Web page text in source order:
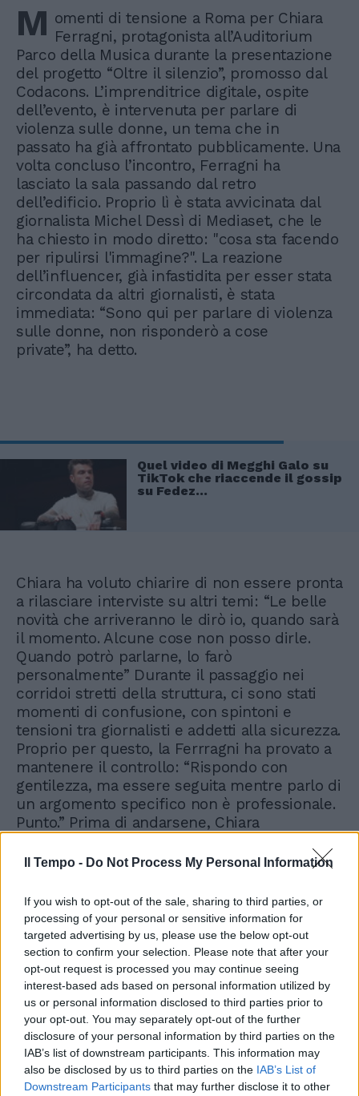
Il Tempo - Do Not Process My Personal Information
If you wish to opt-out of the sale, sharing to third parties, or
processing of your personal or sensitive information for
targeted advertising by us, please use the below opt-out
section to confirm your selection. Please note that after your
opt-out request is processed you may continue seeing
interest-based ads based on personal information utilized by
us or personal information disclosed to third parties prior to
your opt-out. You may separately opt-out of the further
disclosure of your personal information by third parties on the
IAB’s list of downstream participants. This information may
also be disclosed by us to third parties on the IAB’s List of
Downstream Participants that may further disclose it to other
M omenti di tensione a Roma per Chiara
Ferragni, protagonista all’Auditorium
Parco della Musica durante la presentazione
del progetto “Oltre il silenzio”, promosso dal
Codacons. L’imprenditrice digitale, ospite
dell’evento, è intervenuta per parlare di
violenza sulle donne, un tema che in
passato ha già affrontato pubblicamente. Una
volta concluso l’incontro, Ferragni ha
lasciato la sala passando dal retro
dell’edificio. Proprio lì è stata avvicinata dal
giornalista Michel Dessì di Mediaset, che le
ha chiesto in modo diretto: "cosa sta facendo
per ripulirsi l'immagine?". La reazione
dell’influencer, già infastidita per esser stata
circondata da altri giornalisti, è stata
immediata: “Sono qui per parlare di violenza
sulle donne, non risponderò a cose
private”, ha detto.
Quel video di Megghi Galo su
TikTok che riaccende il gossip
su Fedez...
Chiara ha voluto chiarire di non essere pronta
a rilasciare interviste su altri temi: “Le belle
novità che arriveranno le dirò io, quando sarà
il momento. Alcune cose non posso dirle.
Quando potrò parlarne, lo farò
personalmente” Durante il passaggio nei
corridoi stretti della struttura, ci sono stati
momenti di confusione, con spintoni e
tensioni tra giornalisti e addetti alla sicurezza.
Proprio per questo, la Ferrragni ha provato a
mantenere il controllo: “Rispondo con
gentilezza, ma essere seguita mentre parlo di
un argomento specifico non è professionale.
Punto.” Prima di andarsene, Chiara
vostro mestiere, non devo insegnare niente a
precisare che ho solo un bodyguard e
nessuno nel mio team si permetterebbe mai
di spingere qualcuno. Non raccontate cose
false.”